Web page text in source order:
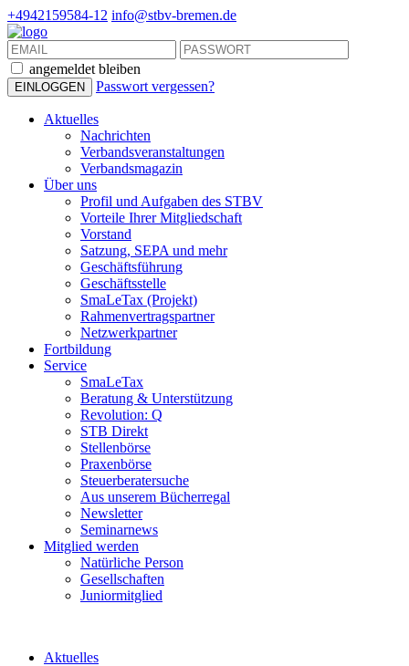
+4942159584-12 info@stbv-bremen.de
angemeldet bleiben
Passwort vergessen?
Aktuelles
Nachrichten
Verbandsveranstaltungen
Verbandsmagazin
Über uns
Profil und Aufgaben des STBV
Vorteile Ihrer Mitgliedschaft
Vorstand
Satzung, SEPA und mehr
Geschäftsführung
Geschäftsstelle
SmaLeTax (Projekt)
Rahmenvertragspartner
Netzwerkpartner
Fortbildung
Service
SmaLeTax
Beratung & Unterstützung
Revolution: Q
STB Direkt
Stellenbörse
Praxenbörse
Steuerberatersuche
Aus unserem Bücherregal
Newsletter
Seminarnews
Mitglied werden
Natürliche Person
Gesellschaften
Juniormitglied
Aktuelles